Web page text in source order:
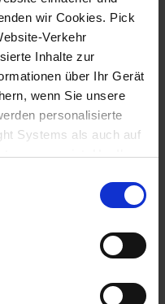
wir Cookies. Pick
Verkehr
Inhalte zur
über Ihr Gerät
wenn Sie unsere
personalisierte
Systems als auch auf
angezeigt. Um Ihre
klicken Sie auf „Meine
Bestellungen schnell
Systems steigert die
ausgezeichnete
Systeme an das